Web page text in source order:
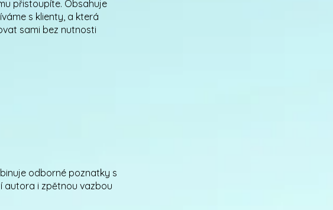
přistoupíte. Obsahuje
s klienty, a která
sami bez nutnosti
odborné poznatky s
autora i zpětnou vazbou